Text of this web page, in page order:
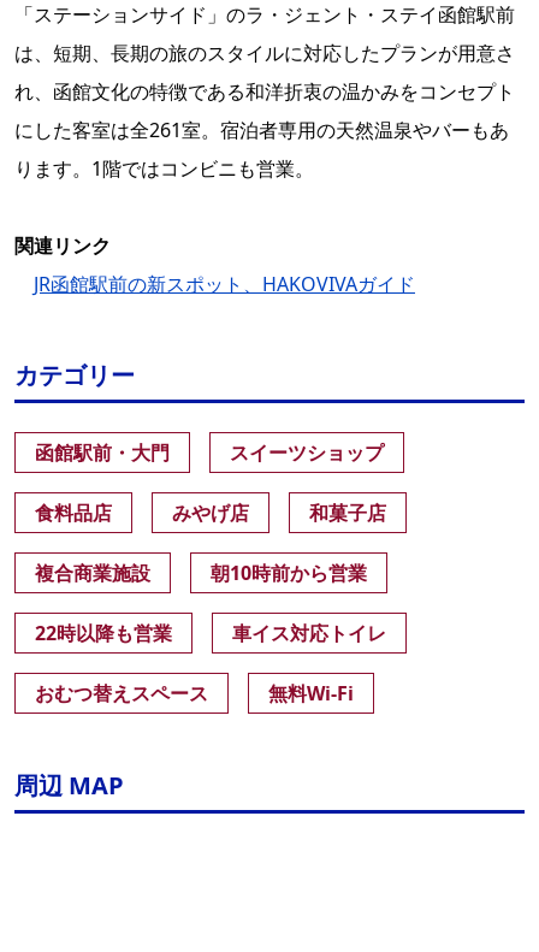
「ステーションサイド」のラ・ジェント・ステイ函館駅前
は、短期、長期の旅のスタイルに対応したプランが用意さ
れ、函館文化の特徴である和洋折衷の温かみをコンセプト
にした客室は全261室。宿泊者専用の天然温泉やバーもあ
ります。1階ではコンビニも営業。
関連リンク
JR函館駅前の新スポット、HAKOVIVAガイド
カテゴリー
函館駅前・大門 スイーツショップ
食料品店 みやげ店 和菓子店
複合商業施設 朝10時前から営業
22時以降も営業 車イス対応トイレ
おむつ替えスペース 無料Wi-Fi
周辺 MAP